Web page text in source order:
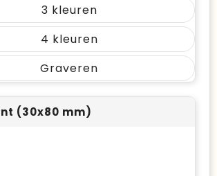
3
4
Graveren
(30x80 mm)